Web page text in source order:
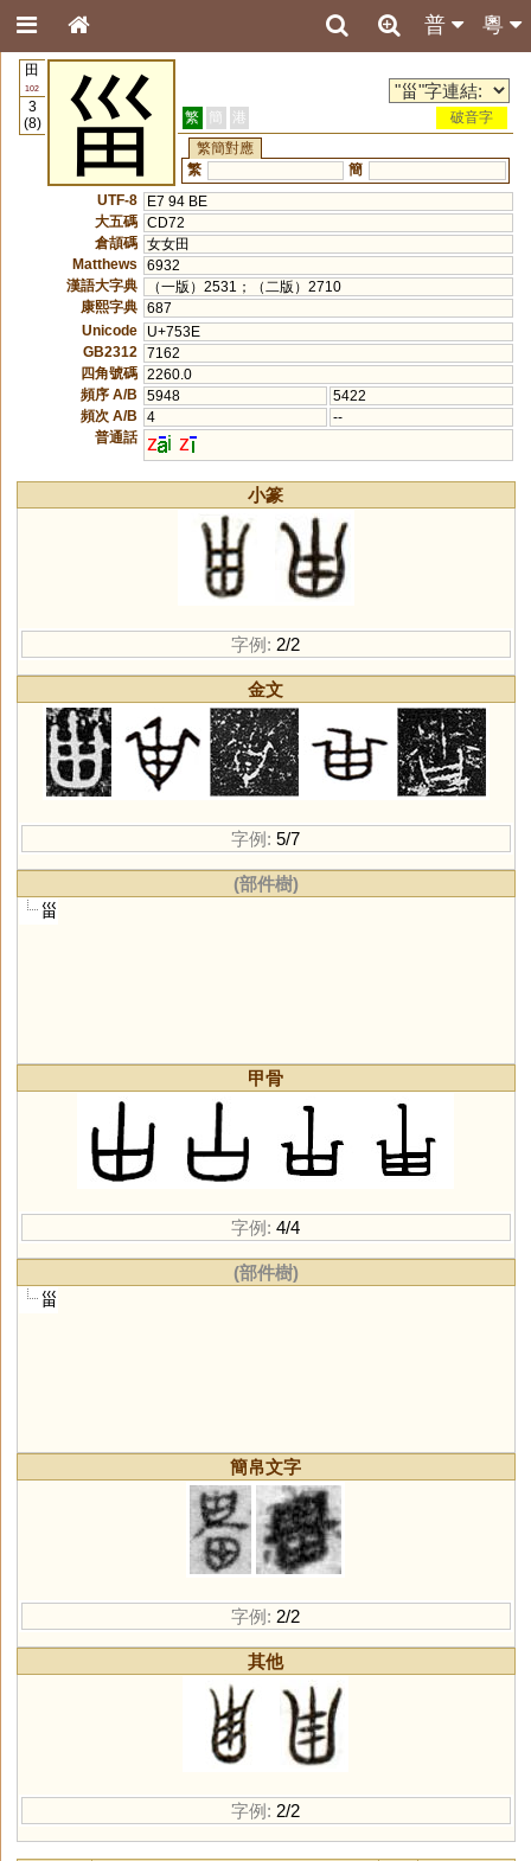
粵
普
田
102
3
(8)
甾 繁 簡 港
破音字
繁簡對應
繁
簡
UTF-8
E7 94 BE
大五碼 CD72
倉頡碼 女女田
Matthews
6932
漢語大字典
（一版）2531；（二版）2710
康熙字典 687
Unicode
U+753E
GB2312
7162
四角號碼 2260.0
頻序 A/B
5948
5422
頻次 A/B
4
--
普通話 z i z
小篆
字例: 2/2
金文
字例: 5/7
(部件樹)
甾
甲骨
字例: 4/4
(部件樹)
甾
簡帛文字
字例: 2/2
其他
字例: 2/2